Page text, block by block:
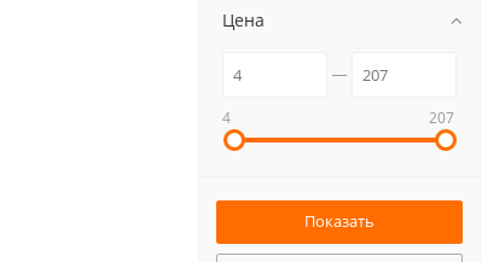
Цена
4 207